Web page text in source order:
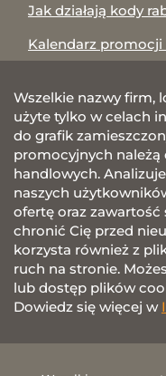
Jak działają kody
Kalendarz promocji
Wszelkie nazwy firm,
użyte tylko w celach
do grafik
promocyjnych
handlowych.
naszych
ofertę oraz
chronić Cię przed
korzysta również z
ruch na stronie.
lub dostęp plików
Dowiedz się więcej w